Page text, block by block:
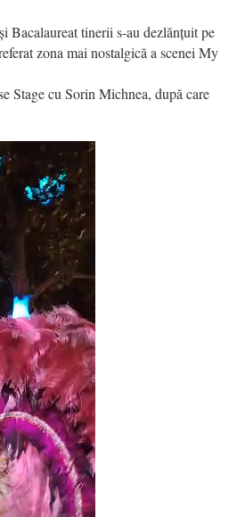
Bacalaureat tinerii s-au dezlănțuit pe
zona mai nostalgică a scenei My
Stage cu Sorin Michnea, după care